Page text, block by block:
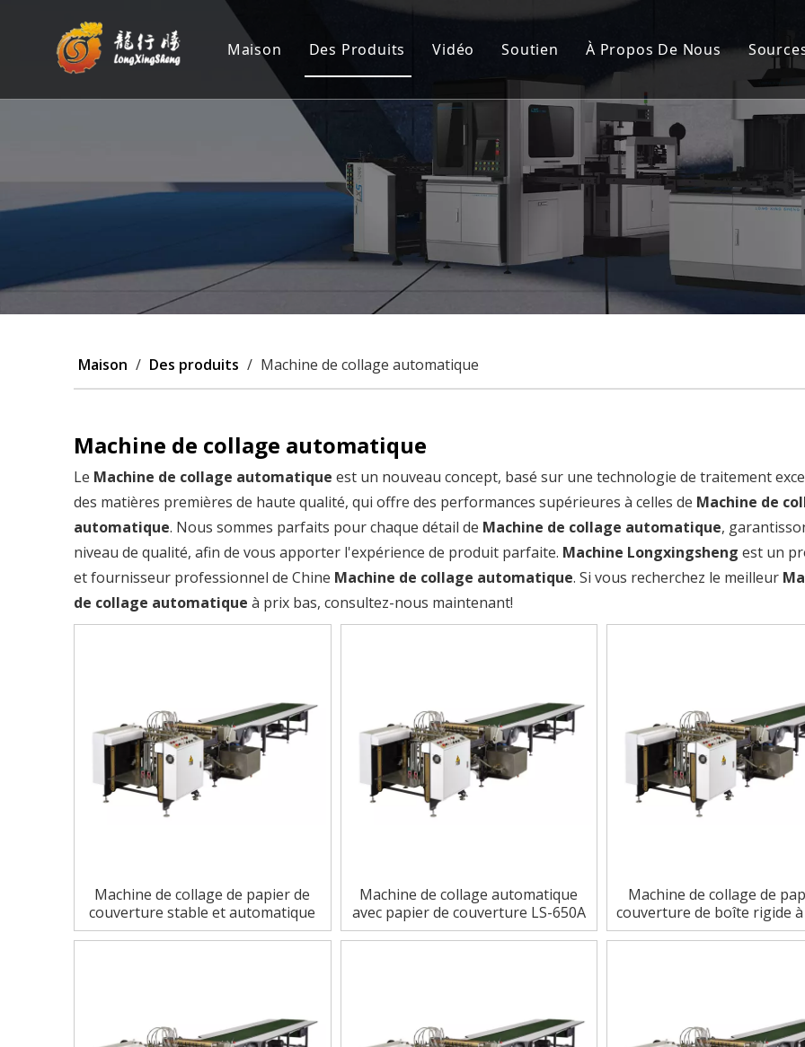
Maison
Des Produits
Machine de fabrication de cartons rigides automatique
Positionnement de la couverture rigide et de la boîte rigide
Machine de fabrication de boîtes rigides semi-automatique
Machine à rainurer
Personnalisation
Vidéo
Soutien
Service après-vente
FAQ
Cas
À Propos De Nous
Maison / Des produits / Machine de collage automatique
Machine de collage automatique
Le Machine de collage automatique est un nouveau concept, basé sur une technologie de traitement
des matières premières de haute qualité, qui offre des performances supérieures à celles de Machine de
automatique. Nous sommes parfaits pour chaque détail de Machine de collage automatique,
niveau de qualité, afin de vous apporter l'expérience de produit parfaite. Machine Longxingsheng est un
et fournisseur professionnel de Chine Machine de collage automatique. Si vous recherchez le meilleur
de collage automatique à prix bas, consultez-nous maintenant!
Machine de collage de papier de
couverture stable et automatique
Machine de collage automatique
avec papier de couverture LS-650A
Machine de collage de
couverture de boîte rigide
vitesse automatique